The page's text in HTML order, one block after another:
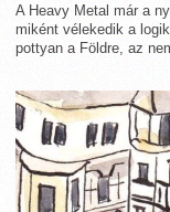
A Heavy Metal már a
miként vélekedik a
pottyan a Földre, az